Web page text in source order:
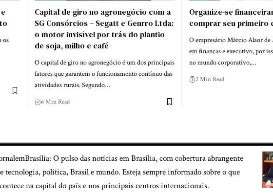
os
Capital de giro no agronegócio com a
SG Consórcios – Segatt e Genrro Ltda:
o motor invisível por trás do plantio
de soja, milho e café
O capital de giro no agronegócio é um dos principais
fatores que garantem o funcionamento contínuo das
atividades rurais. Segundo…
6 Min Read
Organize-se
comprar seu primeiro
O empresário Márcio Alaor de
em finanças e executivo, por
no mundo corporativo,…
2 Min Read
O pulso das notícias em Brasília, com cobertura abrangente
tecnologia, política, Brasil e mundo. Esteja sempre informado sobre o que
na capital do país e nos principais centros internacionais.